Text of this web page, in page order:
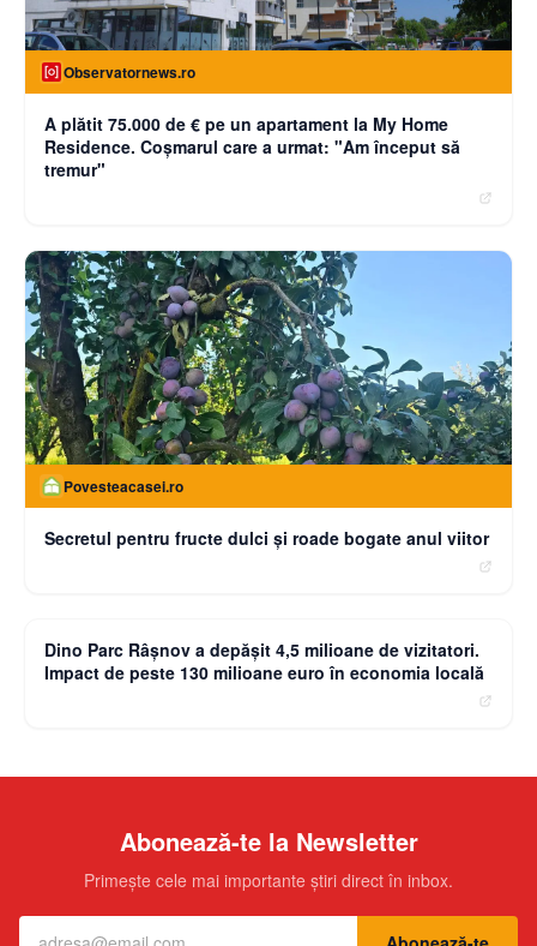
Observatornews.ro
A plătit 75.000 de € pe un apartament la My Home
Residence. Coşmarul care a urmat: "Am început să
tremur"
Povesteacasei.ro
Secretul pentru fructe dulci și roade bogate anul viitor
Dino Parc Râșnov a depășit 4,5 milioane de vizitatori.
Impact de peste 130 milioane euro în economia locală
Abonează-te la Newsletter
Primește cele mai importante știri direct în inbox.